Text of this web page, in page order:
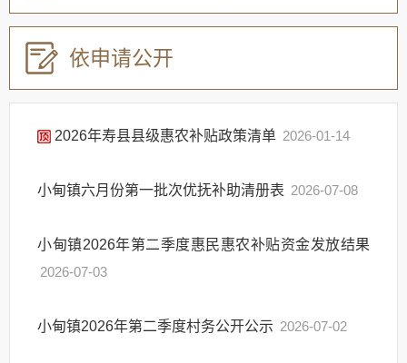
其他法定信息
依申请公开
2026年寿县县级惠农补贴政策清单 2026-01-14
小甸镇六月份第一批次优抚补助清册表 2026-07-08
小甸镇2026年第二季度惠民惠农补贴资金发放结果
2026-07-03
小甸镇2026年第二季度村务公开公示 2026-07-02